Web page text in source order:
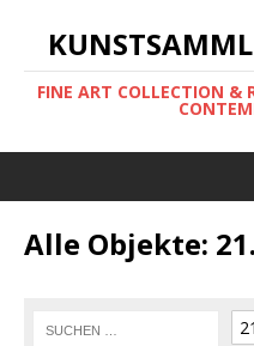
FINE ART COLLECTION &
Alle Objekte: